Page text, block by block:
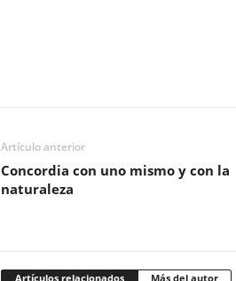
Artículo anterior
Concordia con uno mismo y con la
naturaleza
Artículos relacionados Más del autor